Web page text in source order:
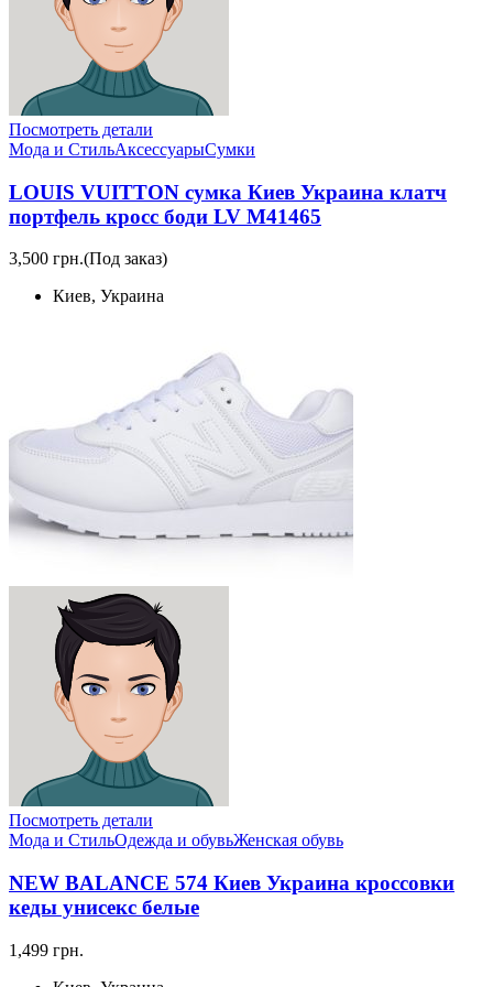
Посмотреть детали
Мода и СтильАксессуарыСумки
LOUIS VUITTON сумка Киев Украина клатч
портфель кросс боди LV M41465
3,500 грн.(Под заказ)
Киев, Украина
Посмотреть детали
Мода и СтильОдежда и обувьЖенская обувь
NEW BALANCE 574 Киев Украина кроссовки
кеды унисекс белые
1,499 грн.